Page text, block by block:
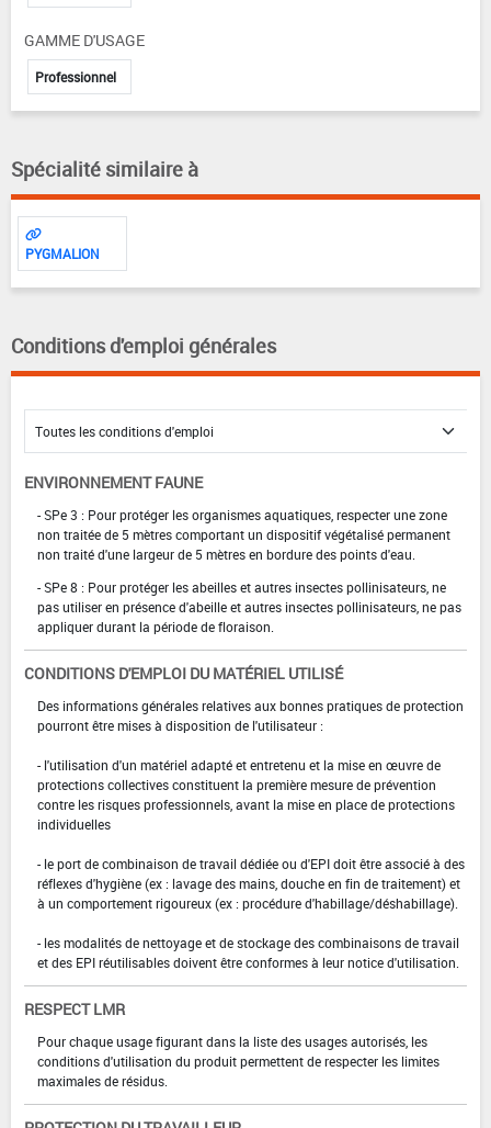
GAMME D'USAGE
Professionnel
Spécialité similaire à
PYGMALION
Conditions d'emploi générales
ENVIRONNEMENT FAUNE
- SPe 3 : Pour protéger les organismes aquatiques, respecter une zone
non traitée de 5 mètres comportant un dispositif végétalisé permanent
non traité d'une largeur de 5 mètres en bordure des points d'eau.
- SPe 8 : Pour protéger les abeilles et autres insectes pollinisateurs, ne
pas utiliser en présence d'abeille et autres insectes pollinisateurs, ne pas
appliquer durant la période de floraison.
CONDITIONS D'EMPLOI DU MATÉRIEL UTILISÉ
Des informations générales relatives aux bonnes pratiques de protection
pourront être mises à disposition de l'utilisateur :
- l'utilisation d'un matériel adapté et entretenu et la mise en œuvre de
protections collectives constituent la première mesure de prévention
contre les risques professionnels, avant la mise en place de protections
individuelles
- le port de combinaison de travail dédiée ou d'EPI doit être associé à des
réflexes d'hygiène (ex : lavage des mains, douche en fin de traitement) et
à un comportement rigoureux (ex : procédure d'habillage/déshabillage).
- les modalités de nettoyage et de stockage des combinaisons de travail
et des EPI réutilisables doivent être conformes à leur notice d'utilisation.
RESPECT LMR
Pour chaque usage figurant dans la liste des usages autorisés, les
conditions d'utilisation du produit permettent de respecter les limites
maximales de résidus.